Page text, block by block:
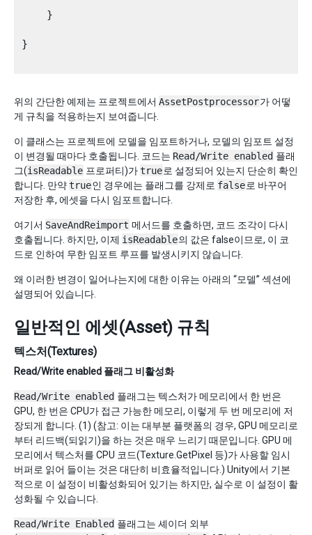
    }
}
위의 간단한 예제는 프로젝트에서 AssetPostprocessor가 어떻
게 규칙을 적용하는지 보여줍니다.
이 클래스는 프로젝트에 모델을 임포트하거나, 모델의 임포트 설정
이 변경될 때마다 호출됩니다. 코드는 Read/Write enabled 플래
그(isReadable 프로퍼티)가true로 설정되어 있는지 단순히 확인
합니다. 만약true인 경우에는 플래그를 강제로 false로 바꾸어
저장한 후, 에셋을 다시 임포트합니다.
여기서 SaveAndReimport 메서드를 호출하면, 코드 조각이 다시
호출됩니다. 하지만, 이제 isReadable의 값은 false이므로, 이 코
드로 인하여 무한 임포트 루프를 발생시키지 않습니다.
왜 이러한 변경이 일어나는지에 대한 이유는 아래의 “모델” 섹션에
설명되어 있습니다.
일반적인 에셋(Asset) 규칙
텍스처(Textures)
Read/Write enabled 플래그 비활성화
Read/Write enabled 플래그는 텍스처가 메모리에서 한 번은
GPU, 한 번은 CPU가 접근 가능한 메모리, 이렇게 두 번 메모리에 저
장되게 합니다. (1) (참고: 이는 대부분 플랫폼의 경우, GPU 메모리로
부터 리드백(되읽기)을 하는 것은 매우 느리기 때문입니다. GPU 메
모리에서 텍스처를 CPU 코드(Texture.GetPixel 등)가 사용할 임시
버퍼로 읽어 들이는 것은 대단히 비효율적입니다.) Unity에서 기본
적으로 이 설정이 비활성화되어 있기는 하지만, 실수로 이 설정이 활
성화될 수 있습니다.
Read/Write Enabled 플래그는 셰이더 외부